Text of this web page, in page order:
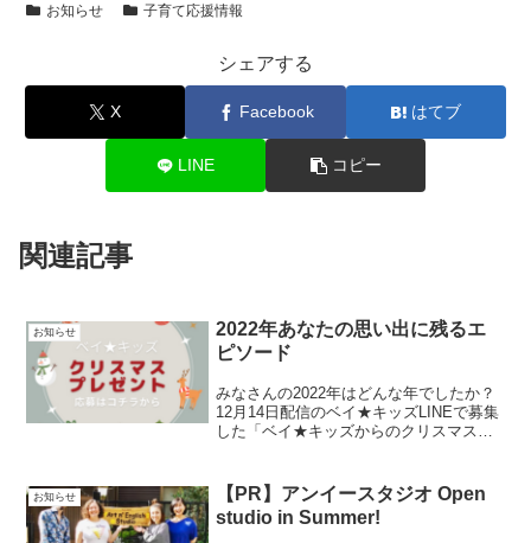
お知らせ 子育て応援情報
シェアする
X Facebook はてブ
LINE コピー
関連記事
お知らせ
2022年あなたの思い出に残るエ
ピソード
みなさんの2022年はどんな年でしたか？
12月14日配信のベイ★キッズLINEで募集
した「ベイ★キッズからのクリスマスプ
キッズへの応援メッセージ」を紹介しま
す。たく...
お知らせ
【PR】アンイースタジオ Open
studio in Summer!